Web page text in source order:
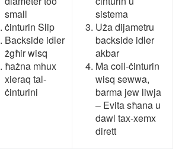
small
ċinturin Slip
Backside idler
żgħir wisq
ħażna mhux
xieraq tal-
ċinturini
sistema
Uża dijametru
backside idler
akbar
Ma coil-ċinturin
wisq sewwa,
barma jew liwja
– Evita sħana u
dawl tax-xemx
dirett